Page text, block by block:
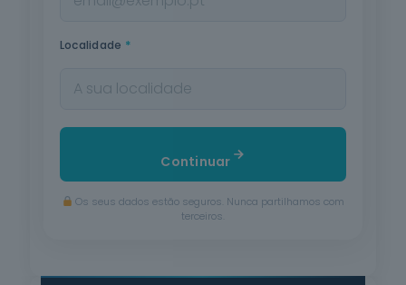
Localidade *
Continuar
Os seus dados estão seguros. Nunca partilhamos com
terceiros.